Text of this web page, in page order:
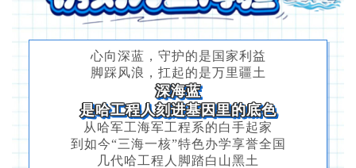
心向深蓝，守护的是国家利益
脚踩风浪，扛起的是万里疆土
深海蓝
是哈工程人刻进基因里的底色
从哈军工海军工程系的白手起家
到如今“三海一核”特色办学享誉全国
几代哈工程人脚踏白山黑土